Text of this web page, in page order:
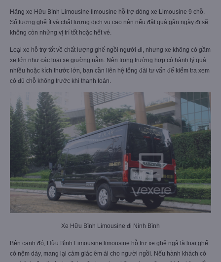
Hãng xe Hữu Bình Limousine limousine hỗ trợ dòng xe Limousine 9 chỗ.
Số lượng ghế ít và chất lượng dịch vụ cao nên nếu đặt quá gần ngày đi sẽ
không còn những vị trí tốt hoặc hết vé.
Loại xe hỗ trợ tốt về chất lượng ghế ngồi người đi, nhưng xe không có gầm
xe lớn như các loại xe giường nằm. Nên trong trường hợp có hành lý quá
nhiều hoặc kích thước lớn, bạn cần liên hệ tổng đài tư vấn để kiểm tra xem
có đủ chỗ không trước khi thanh toán.
Xe Hữu Bình Limousine đi Ninh Bình
Bên cạnh đó, Hữu Bình Limousine limousine hỗ trợ xe ghế ngã là loại ghế
có nệm dày, mang lại cảm giác êm ái cho người ngồi. Nếu hành khách có